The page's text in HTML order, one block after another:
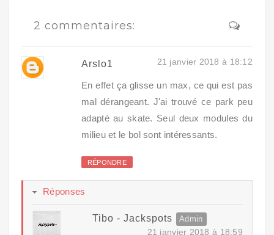
2 commentaires:
Arslo1 21 janvier 2018 à 18:12
En effet ça glisse un max, ce qui est pas
mal dérangeant. J'ai trouvé ce park peu
adapté au skate. Seul deux modules du
milieu et le bol sont intéressants.
RÉPONDRE
Réponses
Tibo - Jackspots
21 janvier 2018 à 18:59